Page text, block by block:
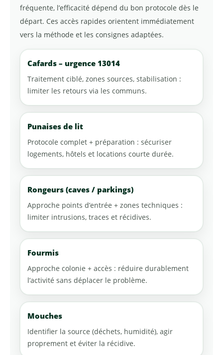
fréquente, l’efficacité dépend du bon protocole dès le
départ. Ces accès rapides orientent immédiatement
vers la méthode et les consignes adaptées.
Cafards – urgence 13014
Traitement ciblé, zones sources, stabilisation :
limiter les retours via les communs.
Punaises de lit
Protocole complet + préparation : sécuriser
logements, hôtels et locations courte durée.
Rongeurs (caves / parkings)
Approche points d’entrée + zones techniques :
limiter intrusions, traces et récidives.
Fourmis
Approche colonie + accès : réduire durablement
l’activité sans déplacer le problème.
Mouches
Identifier la source (déchets, humidité), agir
proprement et éviter la récidive.